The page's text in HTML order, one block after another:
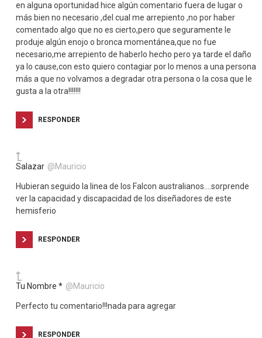
en alguna oportunidad hice algún comentario fuera de lugar o
más bien no necesario ,del cual me arrepiento ,no por haber
comentado algo que no es cierto,pero que seguramente le
produje algún enojo o bronca momentánea,que no fue
necesario,me arrepiento de haberlo hecho pero ya tarde el daño
ya lo cause,con esto quiero contagiar por lo menos a una persona
más a que no volvamos a degradar otra persona o la cosa que le
gusta a la otra!!!!!!!
RESPONDER
Salazar @Mauricio
Hubieran seguido la linea de los Falcon australianos….sorprende
ver la capacidad y discapacidad de los diseñadores de este
hemisferio
RESPONDER
Tu Nombre * @Mauricio
Perfecto tu comentario!!!nada para agregar
RESPONDER